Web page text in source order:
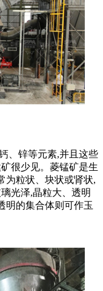
、锌等元素,并且这些
很少见。菱锰矿是生
为粒状、块状或肾状,
光泽,晶粒大、透明
明的集合体则可作玉